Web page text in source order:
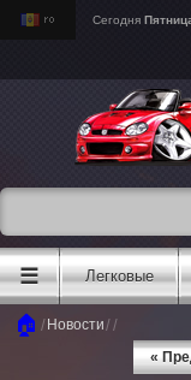
Сегодня
☰ Легковые
🏠 / Новости//
«